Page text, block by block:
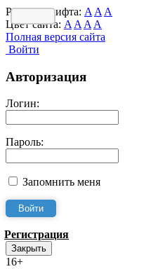
Размер шрифта: A A A
Цвет сайта: A A A A
Полная версия сайта
Войти
Авторизация
Логин:
Пароль:
Запомнить меня
Регистрация
Закрыть
16+